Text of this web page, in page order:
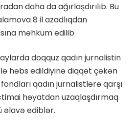
daha da ağırlaşdırılıb. Bu
8 il azadlıqdan
məhkum edilib.
doqquz qadın jurnalistin
həbs edildiyinə diqqət çəkən
fondları qadın jurnalistlərə qarşı
həyatdan uzaqlaşdırmaq
əlavə ediblər.